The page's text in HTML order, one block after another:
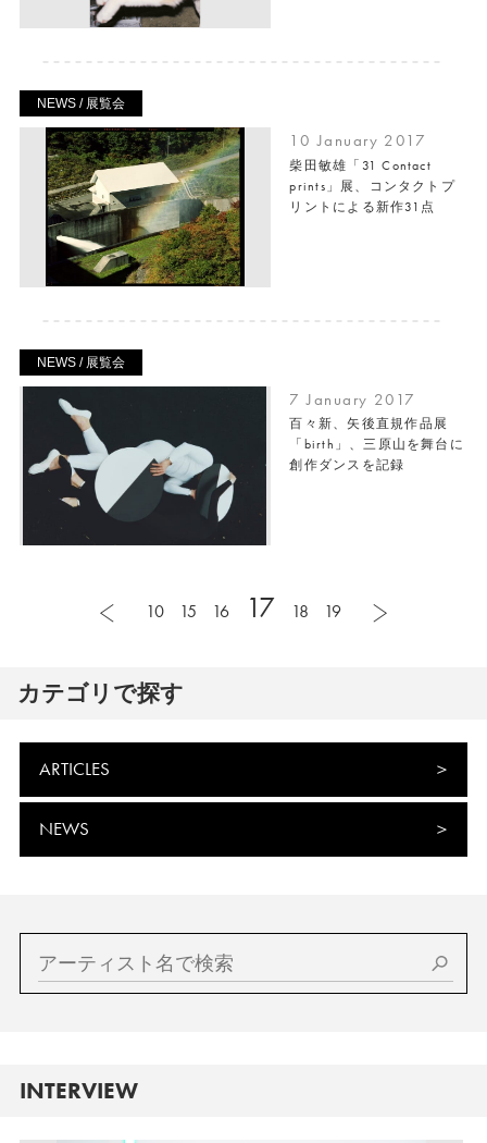
NEWS / 展覧会
10 January 2017
柴田敏雄「31 Contact
prints」展、コンタクトプ
リントによる新作31点
NEWS / 展覧会
7 January 2017
百々新、矢後直規作品展
「birth」、三原山を舞台に
創作ダンスを記録
10 15 16 17 18 19
カテゴリで探す
ARTICLES
NEWS
INTERVIEW